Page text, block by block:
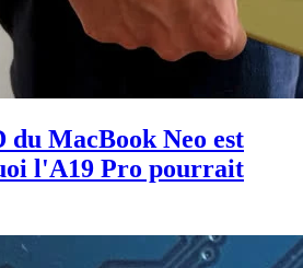
du MacBook Neo est
l'A19 Pro pourrait